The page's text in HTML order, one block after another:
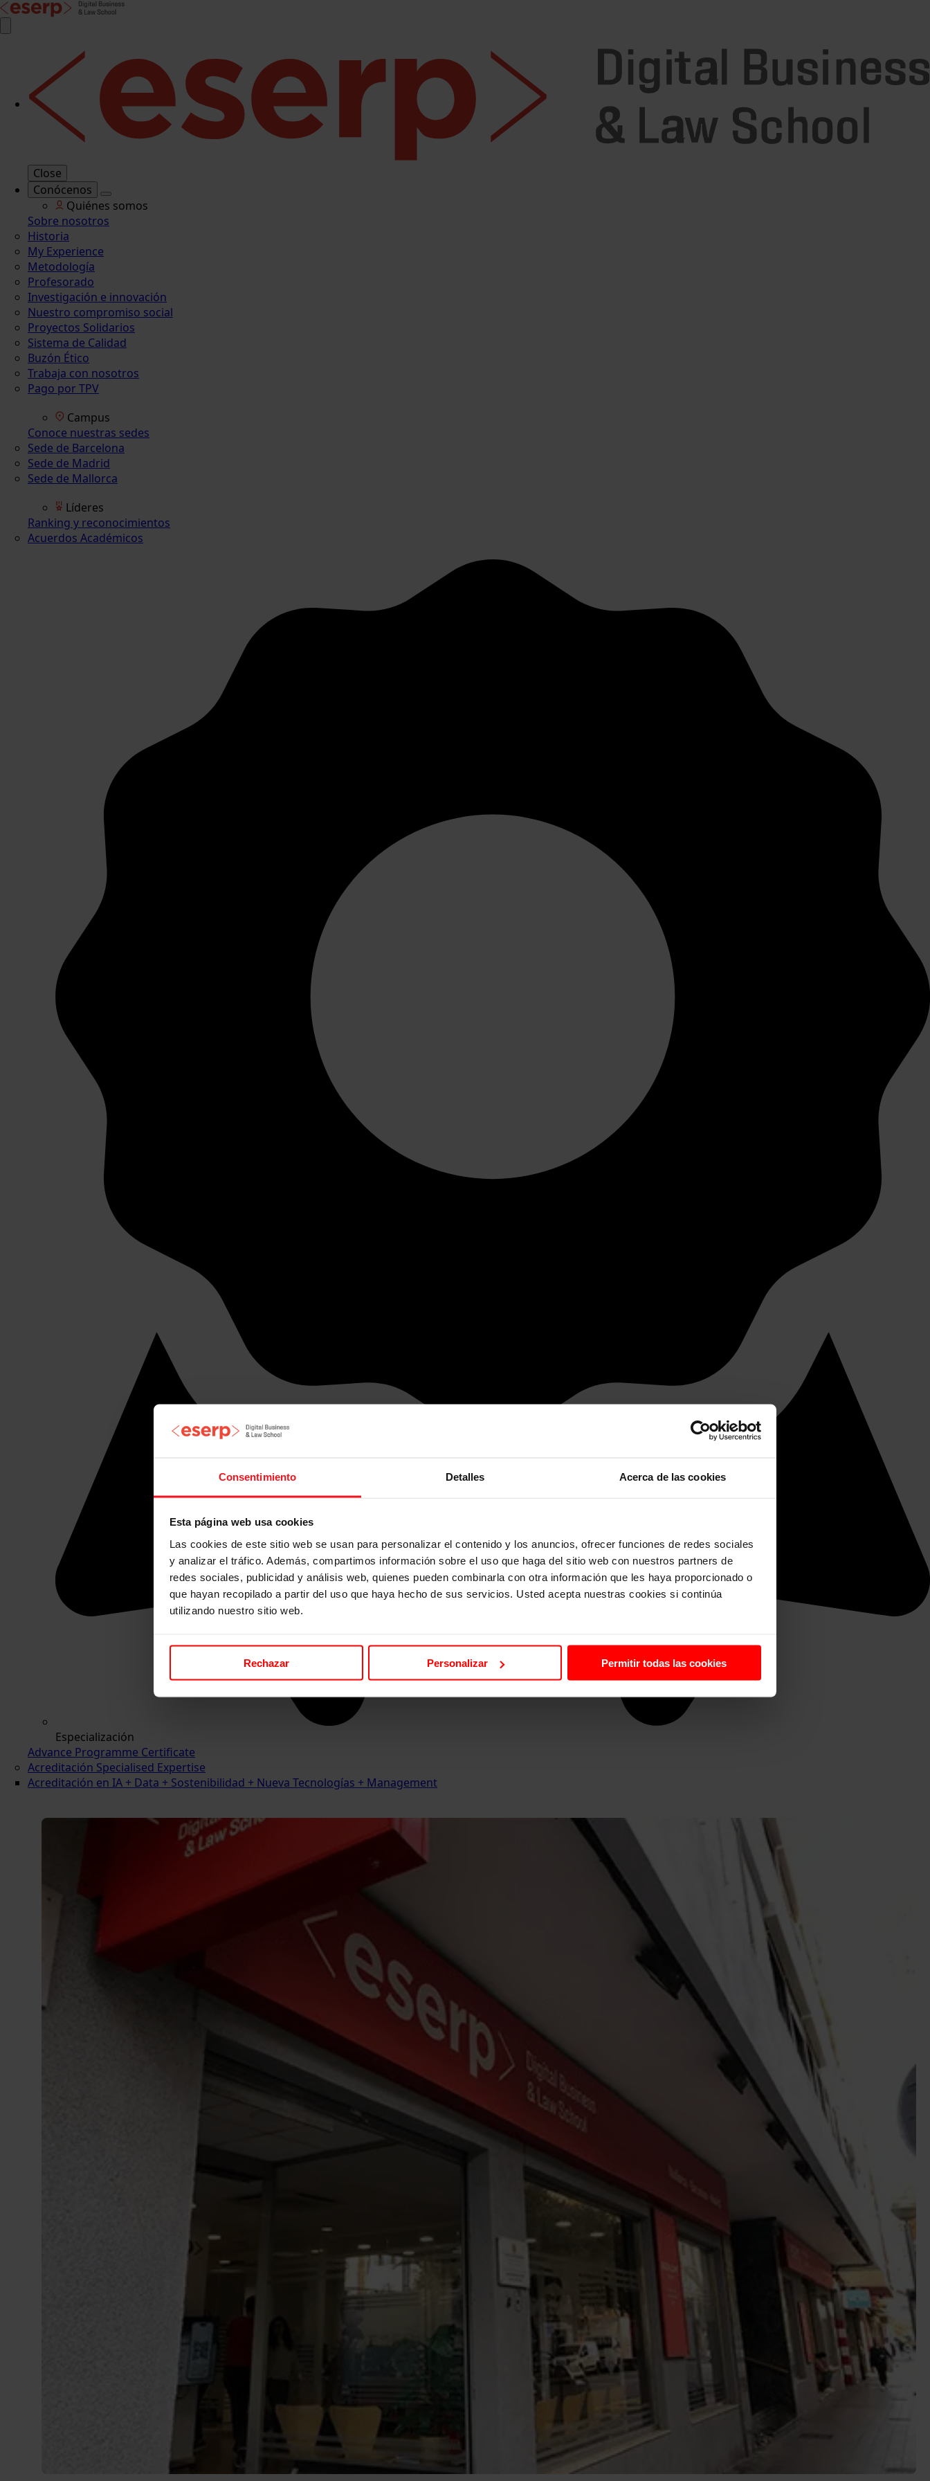
Consentimiento Detalles Acerca de las cookies
Esta página web usa cookies
Las cookies de este sitio web se usan para personalizar el contenido y los anuncios, ofrecer funciones de redes sociales
y analizar el tráfico. Además, compartimos información sobre el uso que haga del sitio web con nuestros partners de
redes sociales, publicidad y análisis web, quienes pueden combinarla con otra información que les haya proporcionado o
que hayan recopilado a partir del uso que haya hecho de sus servicios. Usted acepta nuestras cookies si continúa
utilizando nuestro sitio web.
Rechazar Personalizar Permitir todas las cookies
Close
Conócenos
Quiénes somos
Sobre nosotros
Historia
My Experience
Metodología
Profesorado
Investigación e innovación
Nuestro compromiso social
Proyectos Solidarios
Sistema de Calidad
Buzón Ético
Trabaja con nosotros
Pago por TPV
Campus
Conoce nuestras sedes
Sede de Barcelona
Sede de Madrid
Sede de Mallorca
Líderes
Ranking y reconocimientos
Acuerdos Académicos
Especialización
Advance Programme Certificate
Acreditación Specialised Expertise
Acreditación en IA + Data + Sostenibilidad + Nueva Tecnologías + Management